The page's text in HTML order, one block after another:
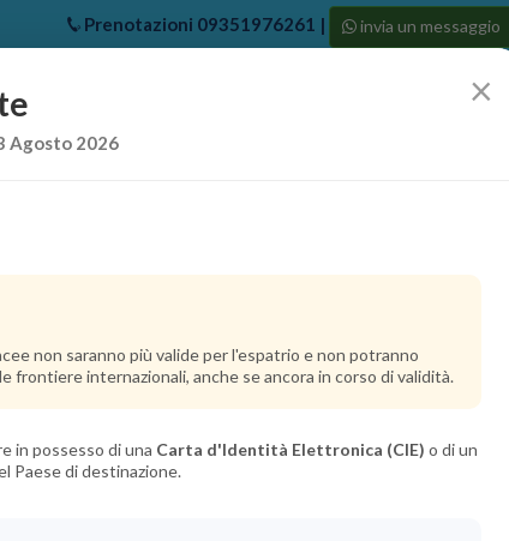
Prenotazioni 09351976261 | invia un messaggio
Last Minute
×
Agosto 2026
non saranno più valide per l'espatrio e non potranno
internazionali, anche se ancora in corso di validità.
in possesso di una Carta d'Identità Elettronica (CIE) o di un
Paese di destinazione.